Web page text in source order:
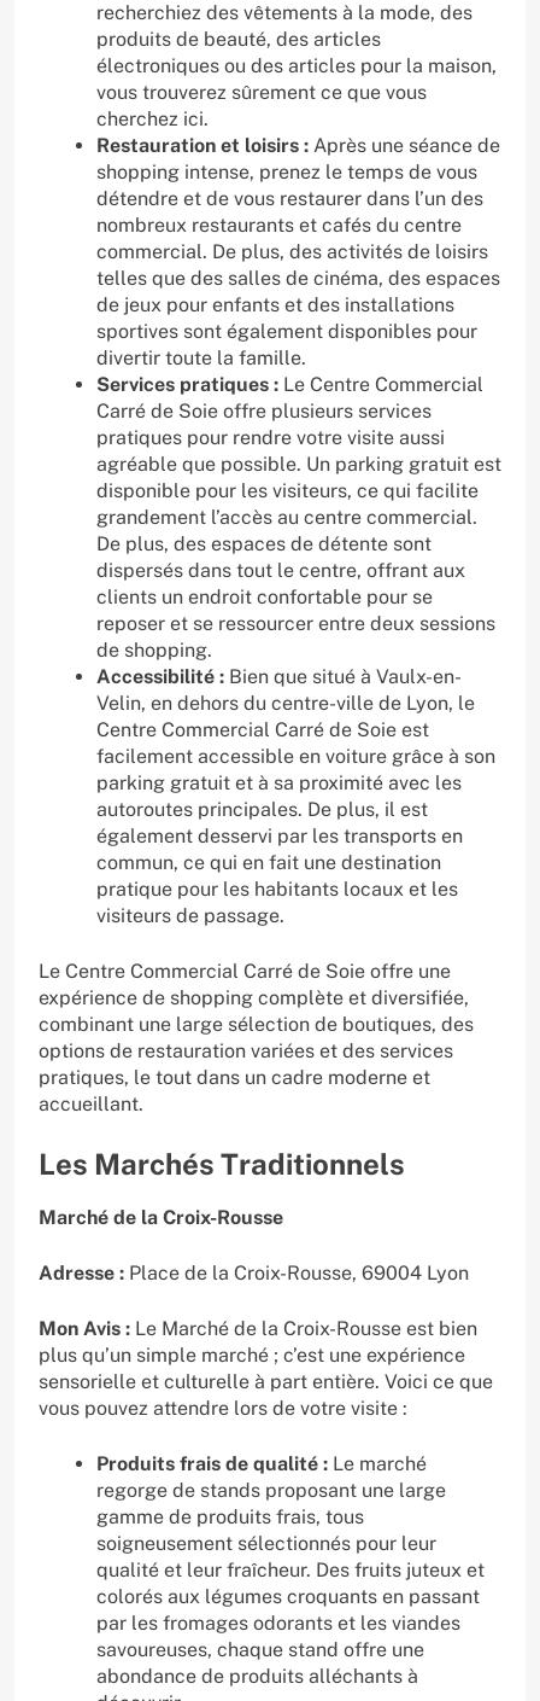
recherchiez des vêtements à la mode, des
produits de beauté, des articles
électroniques ou des articles pour la maison,
vous trouverez sûrement ce que vous
cherchez ici.
Restauration et loisirs : Après une séance de
shopping intense, prenez le temps de vous
détendre et de vous restaurer dans l’un des
nombreux restaurants et cafés du centre
commercial. De plus, des activités de loisirs
telles que des salles de cinéma, des espaces
de jeux pour enfants et des installations
sportives sont également disponibles pour
divertir toute la famille.
Services pratiques : Le Centre Commercial
Carré de Soie offre plusieurs services
pratiques pour rendre votre visite aussi
agréable que possible. Un parking gratuit est
disponible pour les visiteurs, ce qui facilite
grandement l’accès au centre commercial.
De plus, des espaces de détente sont
dispersés dans tout le centre, offrant aux
clients un endroit confortable pour se
reposer et se ressourcer entre deux sessions
de shopping.
Accessibilité : Bien que situé à Vaulx-en-
Velin, en dehors du centre-ville de Lyon, le
Centre Commercial Carré de Soie est
facilement accessible en voiture grâce à son
parking gratuit et à sa proximité avec les
autoroutes principales. De plus, il est
également desservi par les transports en
commun, ce qui en fait une destination
pratique pour les habitants locaux et les
visiteurs de passage.
Le Centre Commercial Carré de Soie offre une
expérience de shopping complète et diversifiée,
combinant une large sélection de boutiques, des
options de restauration variées et des services
pratiques, le tout dans un cadre moderne et
accueillant.
Les Marchés Traditionnels
Marché de la Croix-Rousse
Adresse : Place de la Croix-Rousse, 69004 Lyon
Mon Avis : Le Marché de la Croix-Rousse est bien
plus qu’un simple marché ; c’est une expérience
sensorielle et culturelle à part entière. Voici ce que
vous pouvez attendre lors de votre visite :
Produits frais de qualité : Le marché
regorge de stands proposant une large
gamme de produits frais, tous
soigneusement sélectionnés pour leur
qualité et leur fraîcheur. Des fruits juteux et
colorés aux légumes croquants en passant
par les fromages odorants et les viandes
savoureuses, chaque stand offre une
abondance de produits alléchants à